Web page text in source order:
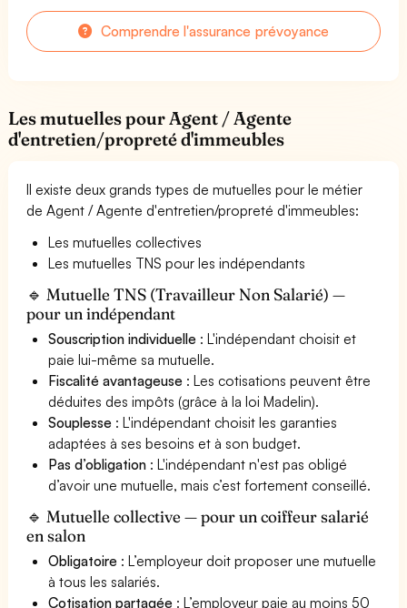
Comprendre l'assurance prévoyance
Les mutuelles pour Agent / Agente
d'entretien/propreté d'immeubles
Il existe deux grands types de mutuelles pour le métier
de Agent / Agente d'entretien/propreté d'immeubles:
Les mutuelles collectives
Les mutuelles TNS pour les indépendants
🔹 Mutuelle TNS (Travailleur Non Salarié) —
pour un indépendant
Souscription individuelle : L'indépendant choisit et
paie lui-même sa mutuelle.
Fiscalité avantageuse : Les cotisations peuvent être
déduites des impôts (grâce à la loi Madelin).
Souplesse : L'indépendant choisit les garanties
adaptées à ses besoins et à son budget.
Pas d’obligation : L'indépendant n'est pas obligé
d’avoir une mutuelle, mais c’est fortement conseillé.
🔹 Mutuelle collective — pour un coiffeur salarié
en salon
Obligatoire : L’employeur doit proposer une mutuelle
à tous les salariés.
Cotisation partagée : L’employeur paie au moins 50